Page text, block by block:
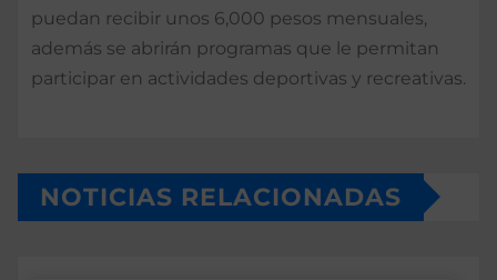
puedan recibir unos 6,000 pesos mensuales,
además se abrirán programas que le permitan
participar en actividades deportivas y recreativas.
NOTICIAS RELACIONADAS